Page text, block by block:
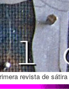
revista de